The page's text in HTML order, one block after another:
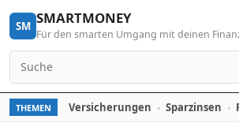
Skip to content
SM SMARTMONEY
Für den smarten Umgang mit deinen
Search for:
THEMEN Versicherungen Sparzinsen